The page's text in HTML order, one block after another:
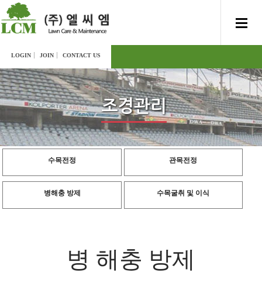
LOGIN JOIN CONTACT US
조경관리
수목전정 관목전정
병해충 방제 수목굴취 및 이식
병 해충 방제